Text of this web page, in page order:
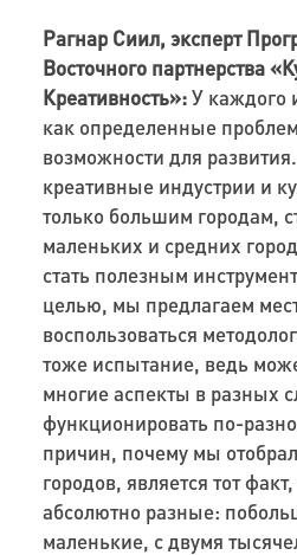
Рагнар Сиил, эксперт
Восточного партнерства
Креативность»:У каждого
как определенные
возможности для
креативные индустрии и
только большим городам,
маленьких и средних
стать полезным
целью, мы предлагаем
воспользоваться
тоже испытание, ведь
многие аспекты в разных
функционировать по-
причин, почему мы
городов, является тот
абсолютно разные:
маленькие, с двумя